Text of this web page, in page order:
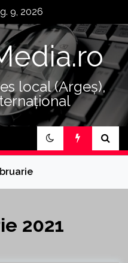
9, 2026
local (Argeș),
2021